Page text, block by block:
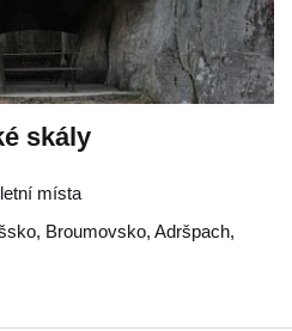
skály
místa
, Broumovsko, Adršpach,